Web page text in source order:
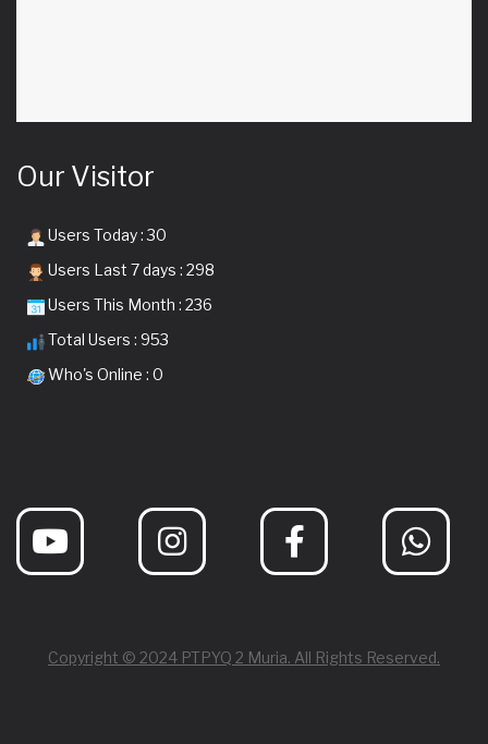
Our Visitor
Users Today : 30
Users Last 7 days : 298
Users This Month : 236
Total Users : 953
Who's Online : 0
Copyright © 2024 PTPYQ 2 Muria. All Rights Reserved.